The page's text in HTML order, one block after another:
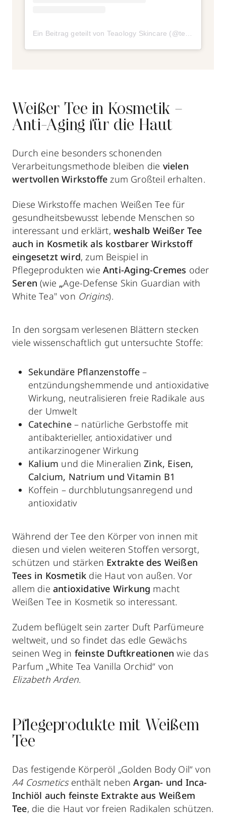
Weißer Tee in Kosmetik –
Anti-Aging für die Haut
Durch eine besonders schonenden
Verarbeitungsmethode bleiben die vielen
wertvollen Wirkstoffe zum Großteil erhalten.
Diese Wirkstoffe machen Weißen Tee für
gesundheitsbewusst lebende Menschen so
interessant und erklärt, weshalb Weißer Tee
auch in Kosmetik als kostbarer Wirkstoff
eingesetzt wird, zum Beispiel in
Pflegeprodukten wie Anti-Aging-Cremes oder
Seren(wie „Age-Defense Skin Guardian with
White Tea" von Origins).
In den sorgsam verlesenen Blättern stecken
viele wissenschaftlich gut untersuchte Stoffe:
Sekundäre Pflanzenstoffe–
entzündungshemmende und antioxidative
Wirkung, neutralisieren freie Radikale aus
der Umwelt
Catechine– natürliche Gerbstoffe mit
antibakterieller, antioxidativer und
antikarzinogener Wirkung
Kalium und die MineralienZink, Eisen,
Calcium, Natrium und Vitamin B1
Koffein – durchblutungsanregend und
antioxidativ
Während der Tee den Körper von innen mit
diesen und vielen weiteren Stoffen versorgt,
schützen und stärken Extrakte des Weißen
Tees in Kosmetik die Haut von außen. Vor
allem die antioxidative Wirkung macht
Weißen Tee in Kosmetik so interessant.
Zudem beflügelt sein zarter Duft Parfümeure
weltweit, und so findet das edle Gewächs
seinen Weg in feinste Duftkreationen wie das
Parfum „White Tea Vanilla Orchid“ von
Elizabeth Arden.
Pflegeprodukte mit Weißem
Tee
Das festigende Körperöl „Golden Body Oil“ von
A4 Cosmeticsenthält nebenArgan- und Inca-
Inchiöl auch feinste Extrakte aus Weißem
Tee, die die Haut vor freien Radikalen schützen.